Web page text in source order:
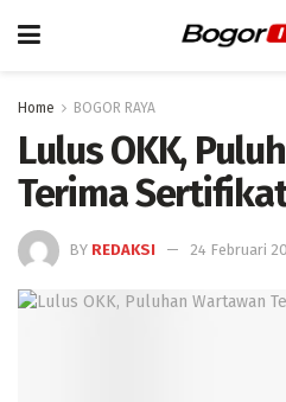
Home BOGOR RAYA
Lulus OKK,
Terima Sertifikat
BY REDAKSI 24 Februari